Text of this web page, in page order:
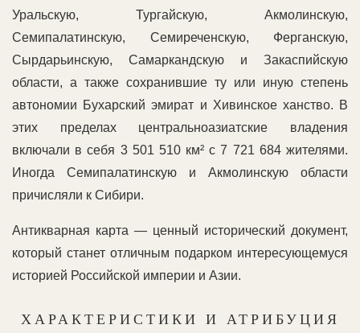
Уральскую, Тургайскую, Акмолинскую,
Семипалатинскую, Семиреченскую, Ферганскую,
Сырдарьинскую, Самаркандскую и Закаспийскую
области, а также сохранившие ту или иную степень
автономии Бухарский эмират и Хивинское ханство. В
этих пределах центральноазиатские владения
включали в себя 3 501 510 км² с 7 721 684 жителями.
Иногда Семипалатинскую и Акмолинскую области
причисляли к Сибири.
Антикварная карта — ценный исторический документ,
который станет отличным подарком интересующемуся
историей Российской империи и Азии.
ХАРАКТЕРИСТИКИ И АТРИБУЦИЯ